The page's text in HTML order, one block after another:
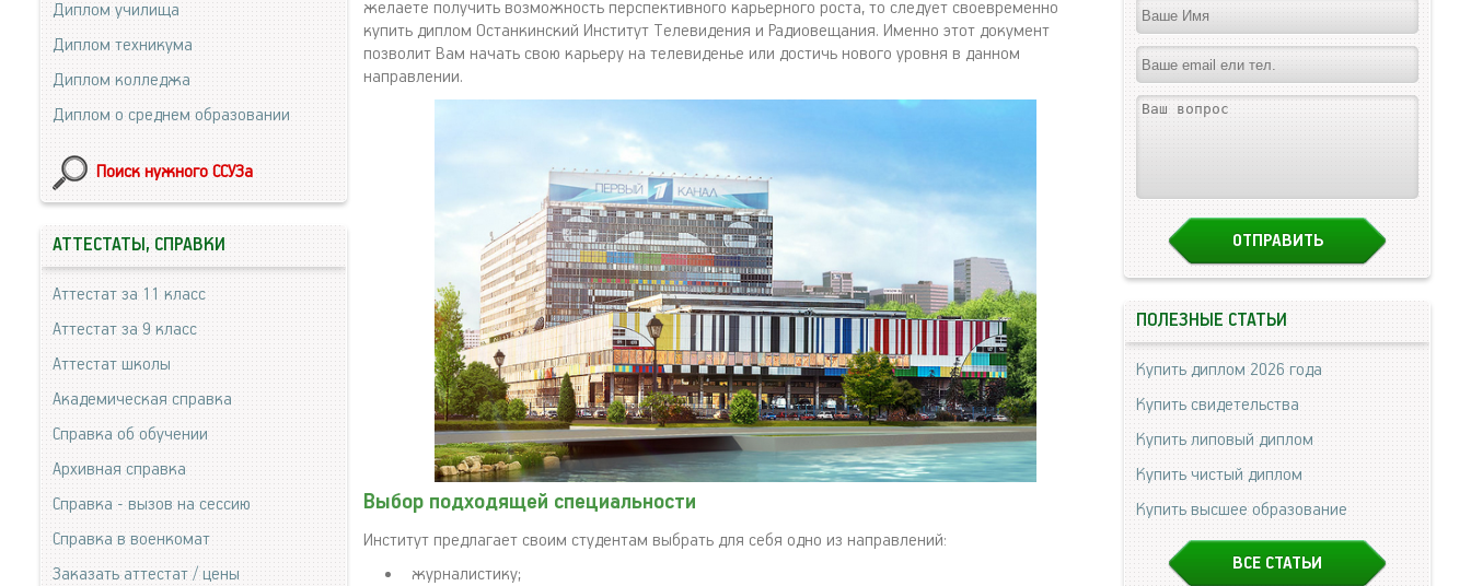
желаете получить возможность перспективного карьерного роста, то следует своевременно
купить диплом Останкинский Институт Телевидения и Радиовещания. Именно этот документ
позволит Вам начать свою карьеру на телевиденье или достичь нового уровня в данном
направлении.
Выбор подходящей специальности
Институт предлагает своим студентам выбрать для себя одно из направлений:
журналистику;
Диплом училища
Диплом техникума
Диплом колледжа
Диплом о среднем образовании
Поиск нужного ССУЗа
АТТЕСТАТЫ, СПРАВКИ
Аттестат за 11 класс
Аттестат за 9 класс
Аттестат школы
Академическая справка
Справка об обучении
Архивная справка
Справка - вызов на сессию
Справка в военкомат
Заказать аттестат / цены
ПОЛЕЗНЫЕ СТАТЬИ
Купить диплом 2026 года
Купить свидетельства
Купить липовый диплом
Купить чистый диплом
Купить высшее образование
ВСЕ СТАТЬИ